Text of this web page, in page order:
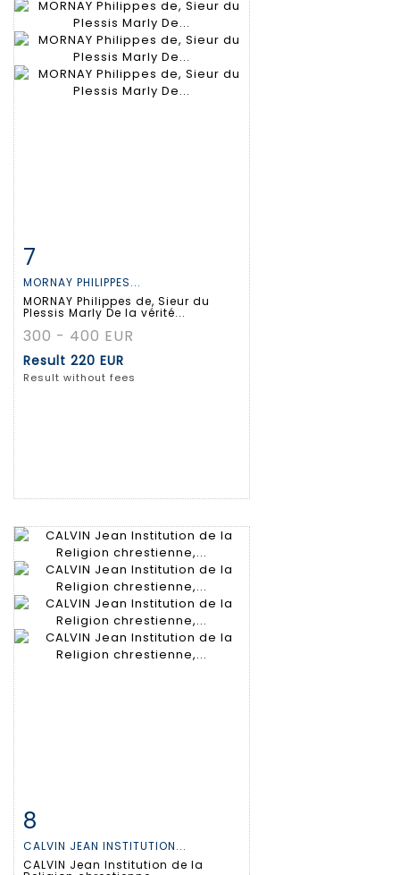
7
MORNAY PHILIPPES...
MORNAY Philippes de, Sieur du
Plessis Marly De la vérité...
300 - 400 EUR
Result 220 EUR
Result without fees
8
CALVIN JEAN INSTITUTION...
CALVIN Jean Institution de la